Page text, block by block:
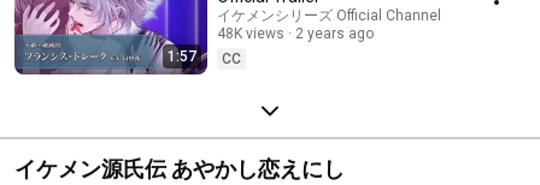
1:57
イケメンシリーズ Official Channel
48K views
2 years ago
CC
イケメン源氏伝 あやかし恋えにし